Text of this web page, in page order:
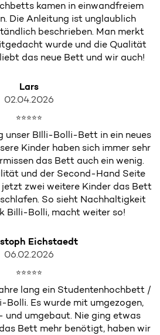
kamen in einwandfreiem
Die Anleitung ist unglaublich
beschrieben. Man merkt
wurde und die Qualität
das neue Bett und wir auch!
Lars
02.04.2026
⭐⭐⭐⭐⭐
unser BIlli-Bolli-Bett in ein neues
Kinder haben sich immer sehr
das Bett auch ein wenig.
und der Second-Hand Seite
zwei weitere Kinder das Bett
So sieht Nachhaltigkeit
Billi-Bolli, macht weiter so!
Eichstaedt
06.02.2026
⭐⭐⭐⭐⭐
lang ein Studentenhochbett /
Bolli. Es wurde mit umgezogen,
und umgebaut. Nie ging etwas
Bett mehr benötigt, haben wir